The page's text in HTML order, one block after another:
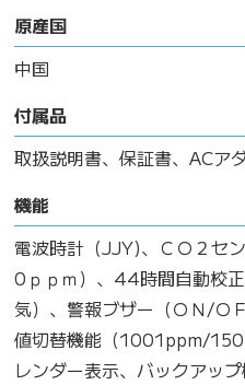
原産国
中国
付属品
取扱説明書、保証書、ACア
機能
電波時計（JJY)、ＣＯ２セ
0ｐｐｍ）、44時間自動校
気）、警報ブザー（ＯＮ/Ｏ
値切替機能（1001ppm/
レンダー表示、バックアッ